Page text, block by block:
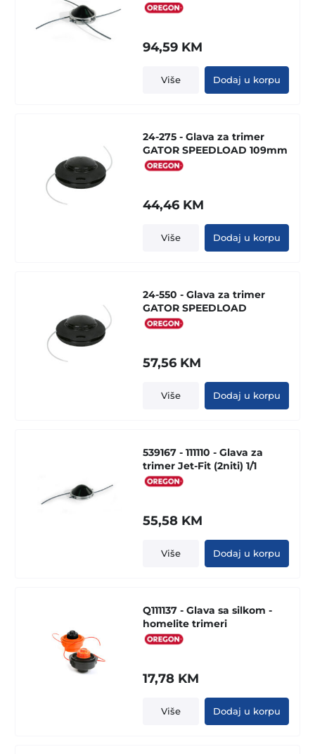
94,59 KM
Više Dodaj u korpu
24-275 - Glava za trimer
GATOR SPEEDLOAD 109mm
44,46 KM
Više Dodaj u korpu
24-550 - Glava za trimer
GATOR SPEEDLOAD
57,56 KM
Više Dodaj u korpu
539167 - 111110 - Glava za
trimer Jet-Fit (2niti) 1/1
55,58 KM
Više Dodaj u korpu
Q111137 - Glava sa silkom -
homelite trimeri
17,78 KM
Više Dodaj u korpu